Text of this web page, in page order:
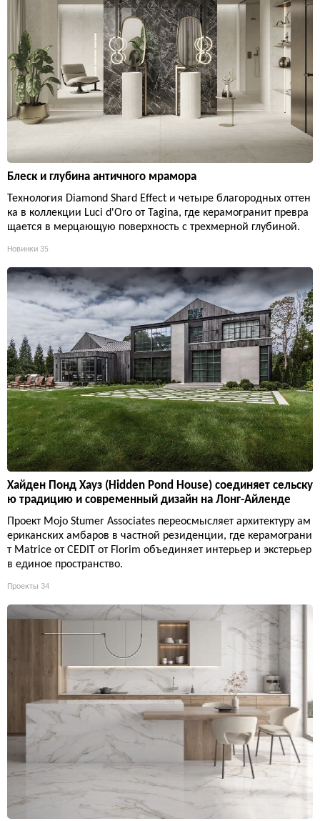
Блеск и глубина античного мрамора
Технология Diamond Shard Effect и четыре благородных оттен
ка в коллекции Luci d'Oro от Tagina, где керамогранит превра
щается в мерцающую поверхность с трехмерной глубиной.
Новинки 35
Хайден Понд Хауз (Hidden Pond House) соединяет сельску
ю традицию и современный дизайн на Лонг-Айленде
Проект Mojo Stumer Associates переосмысляет архитектуру ам
ериканских амбаров в частной резиденции, где керамограни
т Matrice от CEDIT от Florim объединяет интерьер и экстерьер
в единое пространство.
Проекты 34